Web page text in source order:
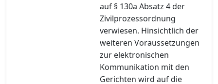
auf § 130a Absatz 4 der
Zivilprozessordnung
verwiesen. Hinsichtlich der
weiteren Voraussetzungen
zur elektronischen
Kommunikation mit den
Gerichten wird auf die